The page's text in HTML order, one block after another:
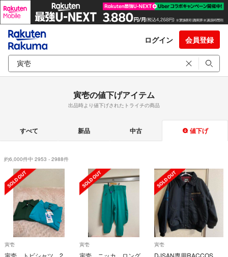
ログイン 会員登録
寅壱の値下げアイテム
出品時より値下げされたトライチの商品
すべて 新品 中古 値下げ
約6,000件中 2953 - 2988件
寅壱
寅壱 トビシャツ 2枚セット M 未使用
寅壱
寅壱 ニッカ ロング胴付八分 w100 未使用
寅壱
DJSAN専用RACCOS BURGER 寅壱 Lサイズ ラコスバーガー